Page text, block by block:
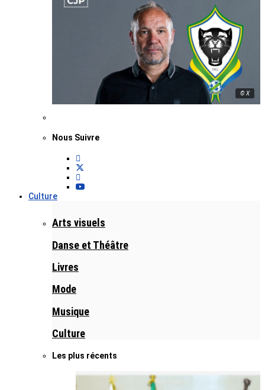
© X
Nous Suivre
Culture
Arts visuels
Danse et Théâtre
Livres
Mode
Musique
Culture
Les plus récents